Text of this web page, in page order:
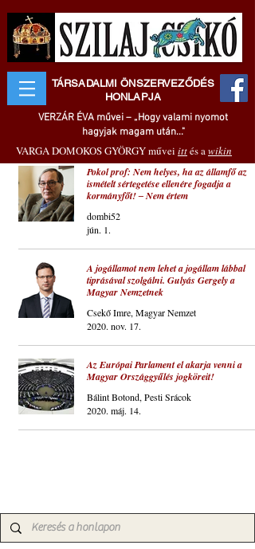
TÁRSADALMI ÖNSZERVEZŐDÉS
HONLAPJA
VERZÁR ÉVA művei – „Hogy valami nyomot
hagyjak magam után..."
VARGA DOMOKOS GYÖRGY művei ittés awikin
Pokol prof: Nem helyes, ha az államfő az
ismételt sértegetése ellenére fogadja a
kormányfőt! ‒ Nem értem
dombi52
jún. 1.
A jogállamot nem lehet a jogállam lábbal
tiprásával szolgálni. Gulyás Gergely a
Magyar Nemzetnek
Csekő Imre, Magyar Nemzet
2020. nov. 17.
Az Európai Parlament el akarja venni a
Magyar Országgyűlés jogköreit!
Bálint Botond, Pesti Srácok
2020. máj. 14.